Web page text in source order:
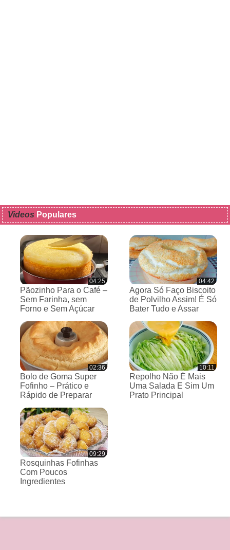
Videos Populares
04:25
Pãozinho Para o Café –
Sem Farinha, sem
Forno e Sem Açúcar
04:42
Agora Só Faço Biscoito
de Polvilho Assim! É Só
Bater Tudo e Assar
02:36
Bolo de Goma Super
Fofinho – Prático e
Rápido de Preparar
10:11
Repolho Não É Mais
Uma Salada E Sim Um
Prato Principal
09:29
Rosquinhas Fofinhas
Com Poucos
Ingredientes